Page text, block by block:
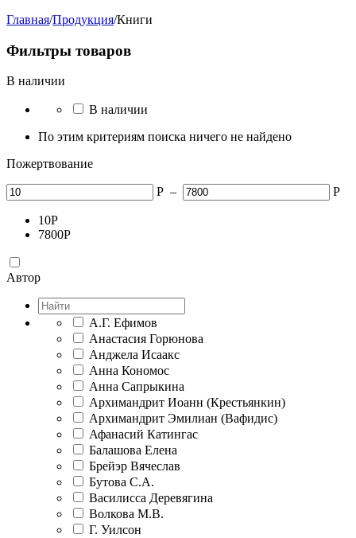
Главная/Продукция/Книги
Фильтры товаров
В наличии
В наличии
По этим критериям поиска ничего не найдено
Пожертвование
Р – Р
10Р
7800Р
Автор
А.Г. Ефимов
Анастасия Горюнова
Анджела Исаакс
Анна Кономос
Анна Сапрыкина
Архимандрит Иоанн (Крестьянкин)
Архимандрит Эмилиан (Вафидис)
Афанасий Катингас
Балашова Елена
Брейэр Вячеслав
Бутова С.А.
Василисса Деревягина
Волкова М.В.
Г. Уилсон